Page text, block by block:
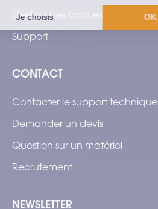
Gestion des cookies
Support
CONTACT
Contacter le support technique
Demander un devis
Question sur un matériel
Recrutement
NEWSLETTER